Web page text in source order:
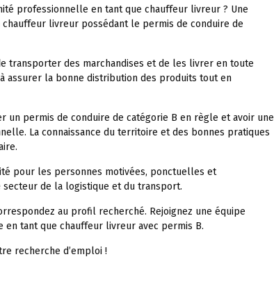
professionnelle en tant que chauffeur livreur ? Une
livreur possédant le permis de conduire de
transporter des marchandises et de les livrer en toute
assurer la bonne distribution des produits tout en
un permis de conduire de catégorie B en règle et avoir une
La connaissance du territoire et des bonnes pratiques
pour les personnes motivées, ponctuelles et
de la logistique et du transport.
au profil recherché. Rejoignez une équipe
en tant que chauffeur livreur avec permis B.
recherche d’emploi !